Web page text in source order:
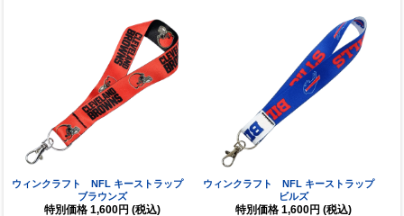
ウィンクラフト NFL キーストラップ
ブラウンズ
特別価格 1,600円 (税込)
ウィンクラフト NFL キーストラップ
ビルズ
特別価格 1,600円 (税込)